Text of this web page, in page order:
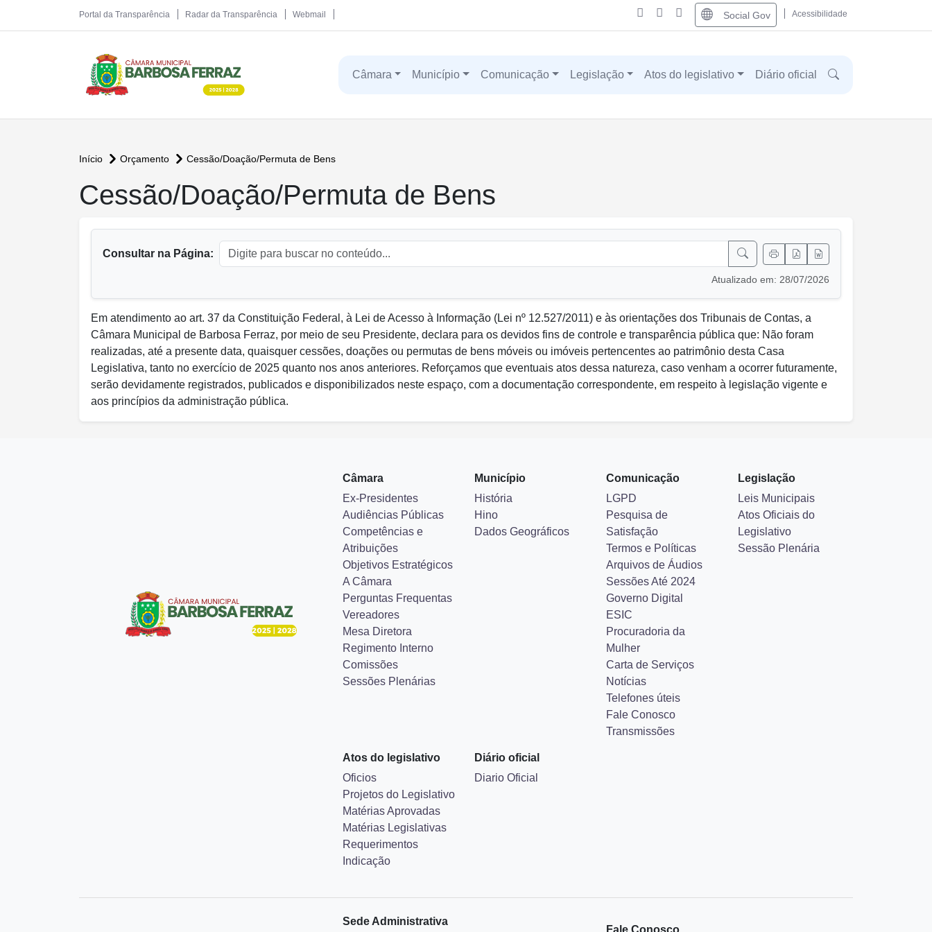
Portal da Transparência Radar da Transparência Webmail Social Gov Acessibilidade
Câmara Município Comunicação Legislação Atos do legislativo Diário oficial
Início Orçamento Cessão/Doação/Permuta de Bens
conteúdo principalCessão/Doação/Permuta de Bens
Consultar na Página:
Atualizado em: 28/07/2026
Em atendimento ao art. 37 da Constituição Federal, à Lei de Acesso à Informação (Lei nº 12.527/2011) e às orientações dos Tribunais de Contas, a
Câmara Municipal de Barbosa Ferraz, por meio de seu Presidente, declara para os devidos fins de controle e transparência pública que: Não foram
realizadas, até a presente data, quaisquer cessões, doações ou permutas de bens móveis ou imóveis pertencentes ao patrimônio desta Casa
Legislativa, tanto no exercício de 2025 quanto nos anos anteriores. Reforçamos que eventuais atos dessa natureza, caso venham a ocorrer futuramente,
serão devidamente registrados, publicados e disponibilizados neste espaço, com a documentação correspondente, em respeito à legislação vigente e
aos princípios da administração pública.
Câmara
Ex-Presidentes
Audiências Públicas
Competências e
Atribuições
Objetivos Estratégicos
A Câmara
Perguntas Frequentas
Vereadores
Mesa Diretora
Regimento Interno
Comissões
Sessões Plenárias
Município
História
Hino
Dados Geográficos
Comunicação
LGPD
Pesquisa de
Satisfação
Termos e Políticas
Arquivos de Áudios
Sessões Até 2024
Governo Digital
ESIC
Procuradoria da
Mulher
Carta de Serviços
Notícias
Telefones úteis
Fale Conosco
Transmissões
Legislação
Leis Municipais
Atos Oficiais do
Legislativo
Sessão Plenária
Atos do legislativo
Oficios
Projetos do Legislativo
Matérias Aprovadas
Matérias Legislativas
Requerimentos
Indicação
Diário oficial
Diario Oficial
Sede Administrativa